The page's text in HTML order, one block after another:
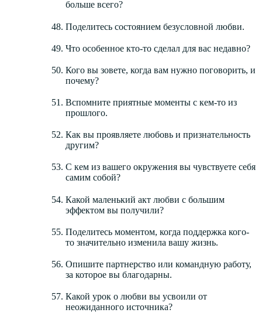
больше всего?
Поделитесь состоянием безусловной любви.
Что особенное кто-то сделал для вас недавно?
Кого вы зовете, когда вам нужно поговорить, и
почему?
Вспомните приятные моменты с кем-то из
прошлого.
Как вы проявляете любовь и признательность
другим?
С кем из вашего окружения вы чувствуете себя
самим собой?
Какой маленький акт любви с большим
эффектом вы получили?
Поделитесь моментом, когда поддержка кого-
то значительно изменила вашу жизнь.
Опишите партнерство или командную работу,
за которое вы благодарны.
Какой урок о любви вы усвоили от
неожиданного источника?